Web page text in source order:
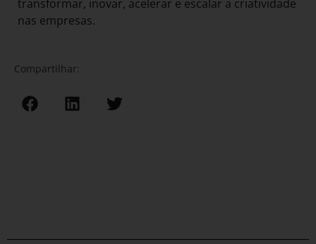
transformar, inovar, acelerar e escalar a criatividade
nas empresas.
Compartilhar: